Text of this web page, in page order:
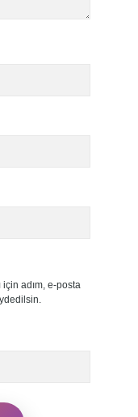
için adım, e-posta